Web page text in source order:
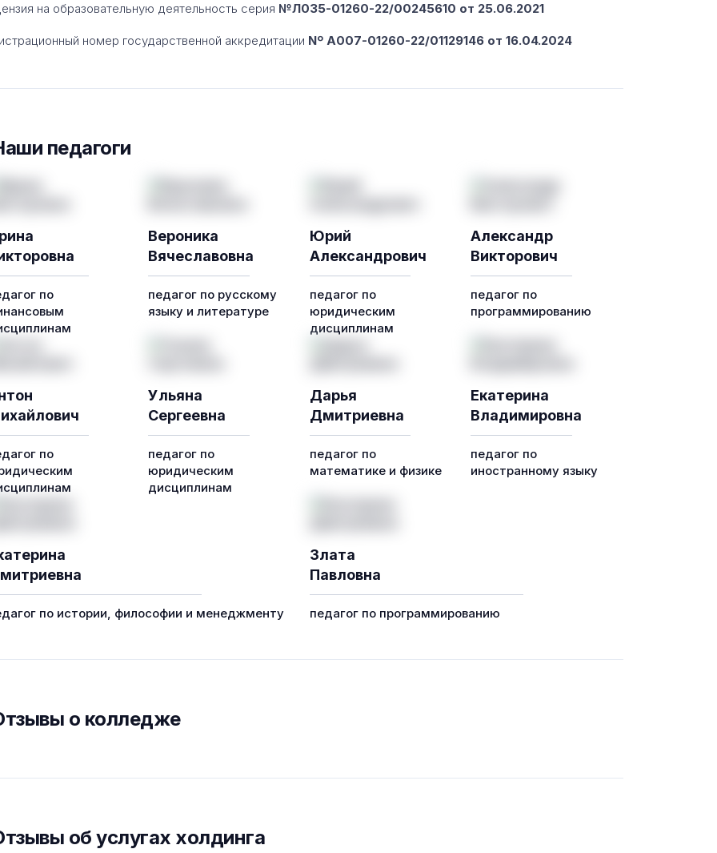
на образовательную деятельность серия №Л035-01260-22/00245610 от 25.06.2021
номер государственной аккредитации Nº A007-01260-22/01129146 от 16.04.2024
педагоги
по
Вероника
Вячеславовна
педагог по русскому
языку и литературе
Юрий
Александрович
педагог по
юридическим
дисциплинам
Александр
Викторович
педагог по
программированию
по
Ульяна
Сергеевна
педагог по
юридическим
дисциплинам
Дарья
Дмитриевна
педагог по
математике и физике
Екатерина
Владимировна
педагог по
иностранному языку
по истории, философии и менеджменту
Злата
Павловна
педагог по программированию
о колледже
об услугах холдинга